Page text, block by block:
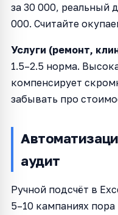
за 30 000, реальный
000. Считайте
Услуги (ремонт,
1.5–2.5 норма.
компенсирует
забывать про
аудит
Ручной подсчёт в
5–10 кампаниях